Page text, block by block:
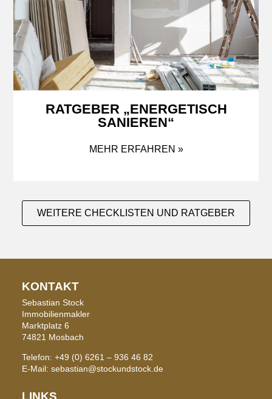
RATGEBER „ENERGETISCH
SANIEREN“
MEHR ERFAHREN »
WEITERE CHECKLISTEN UND RATGEBER
KONTAKT
Sebastian Stock
Immobilienmakler
Marktplatz 6
74821 Mosbach
Telefon: +49 (0) 6261 – 936 46 82
E-Mail: sebastian@stockundstock.de
LINKS